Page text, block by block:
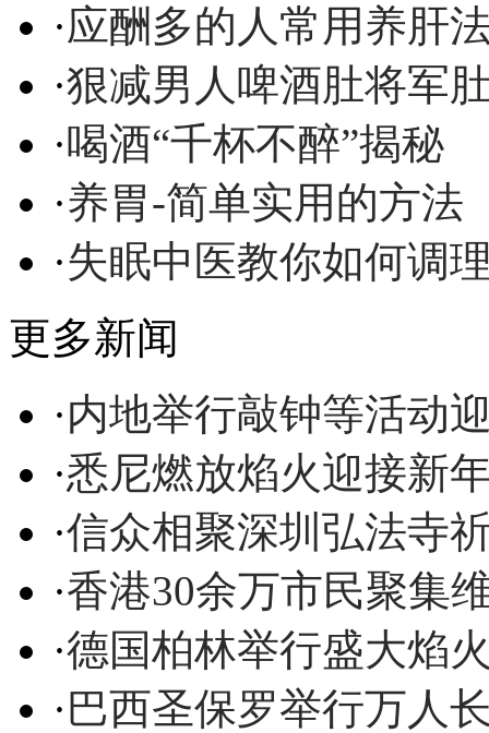
·应酬多的人常用养肝
·狠减男人啤酒肚将军
·喝酒“千杯不醉”揭秘
·养胃-简单实用的方法
·失眠中医教你如何调
更多新闻
·内地举行敲钟等活动
·悉尼燃放焰火迎接新
·信众相聚深圳弘法寺
·香港30余万市民聚集
·德国柏林举行盛大焰
·巴西圣保罗举行万人